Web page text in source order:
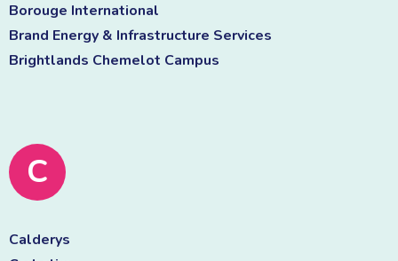
Borouge International
Brand Energy & Infrastructure Services
Brightlands Chemelot Campus
C
Calderys